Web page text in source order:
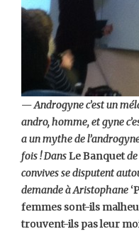
— Androgyne c’est un
andro, homme, et gyne
a un mythe de
fois ! DansLe Banquetde
convives se disputent
demande à Aristophane
femmes sont-ils
trouvent-ils pas leur